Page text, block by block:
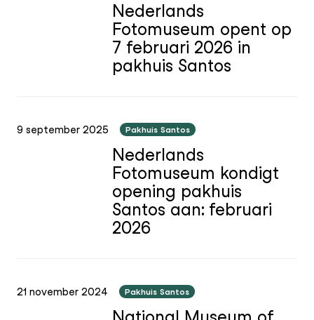
Nederlands
Fotomuseum opent op
7 februari 2026 in
pakhuis Santos
9 september 2025 Pakhuis Santos
Nederlands
Fotomuseum kondigt
opening pakhuis
Santos aan: februari
2026
21 november 2024 Pakhuis Santos